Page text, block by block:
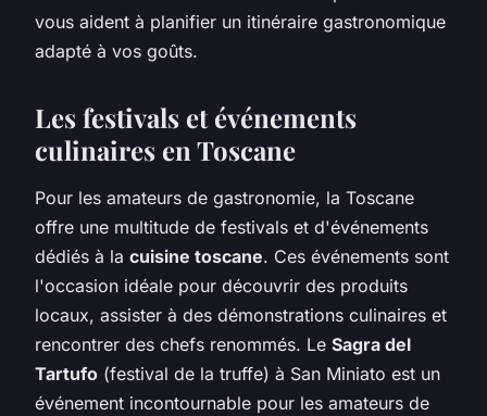
vous aident à planifier un itinéraire gastronomique
adapté à vos goûts.
Les festivals et événements
culinaires en Toscane
Pour les amateurs de gastronomie, la Toscane
offre une multitude de festivals et d'événements
dédiés à la cuisine toscane. Ces événements sont
l'occasion idéale pour découvrir des produits
locaux, assister à des démonstrations culinaires et
rencontrer des chefs renommés. Le Sagra del
Tartufo (festival de la truffe) à San Miniato est un
événement incontournable pour les amateurs de